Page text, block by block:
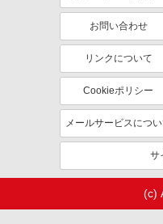
お問い合わせ
リンクについて
Cookieポリシー
メールサービスにつ
サ
(c)